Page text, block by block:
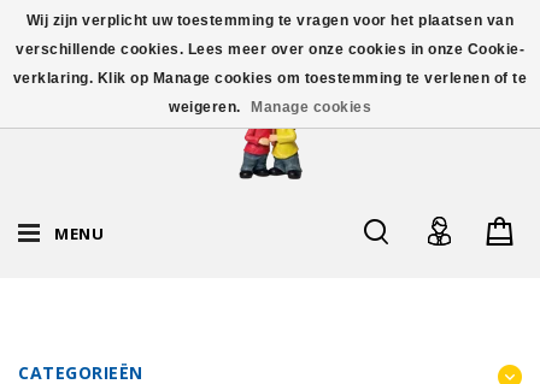
MENU
CATEGORIEËN
Wij zijn verplicht uw toestemming te vragen voor het plaatsen van
verschillende cookies. Lees meer over onze cookies in onze Cookie-
verklaring. Klik op Manage cookies om toestemming te verlenen of te
weigeren.
Manage cookies